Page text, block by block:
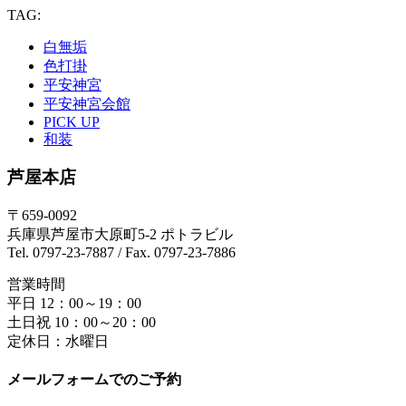
TAG:
白無垢
色打掛
平安神宮
平安神宮会館
PICK UP
和装
芦屋本店
〒659-0092
兵庫県芦屋市大原町5-2 ポトラビル
Tel. 0797-23-7887 / Fax. 0797-23-7886
営業時間
平日 12：00～19：00
土日祝 10：00～20：00
定休日：水曜日
メールフォームでのご予約